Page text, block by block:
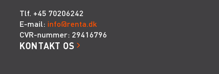
Tlf. +45 70206242
E-mail: info@renta.dk
CVR-nummer: 29416796
KONTAKT OS